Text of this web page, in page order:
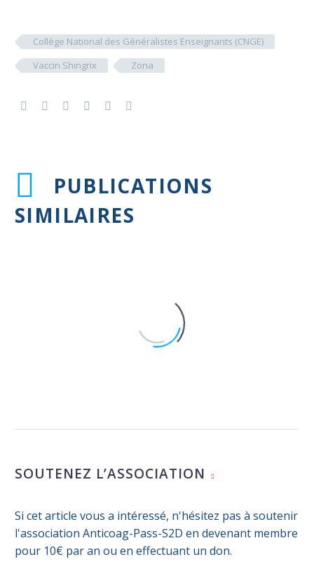
Collège National des Généralistes Enseignants (CNGE)
Vaccin Shingrix
Zona
PUBLICATIONS
SIMILAIRES
le zona au plan cardiovasculaire
le zona au plan cardiovasculaire
13 Mai 2025
Vaccination des séniors :
SOUTENEZ L’ASSOCIATION
Si cet article vous a intéressé, n'hésitez pas à soutenir
l'association Anticoag-Pass-S2D en devenant membre
pour 10€ par an ou en effectuant un don.